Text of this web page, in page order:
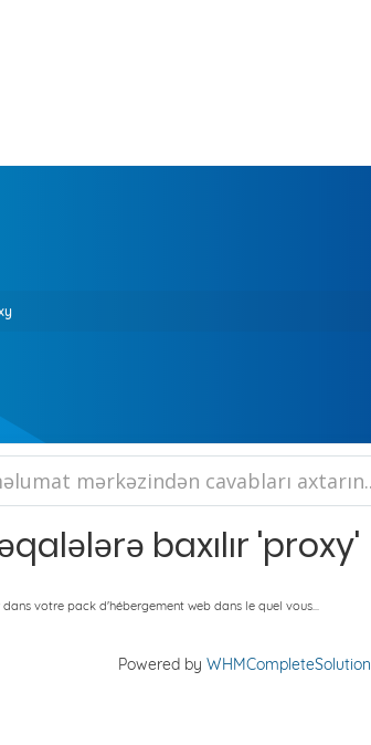
baxılır 'proxy'
votre pack d'hébergement web dans le quel vous...
Powered by WHMCompleteSolution